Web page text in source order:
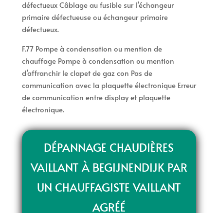
défectueux Câblage au fusible sur l’échangeur
primaire défectueuse ou échangeur primaire
défectueux.
F.77 Pompe à condensation ou mention de
chauffage Pompe à condensation ou mention
d’affranchir le clapet de gaz con Pas de
communication avec la plaquette électronique Erreur
de communication entre display et plaquette
électronique.
DÉPANNAGE CHAUDIÈRES
VAILLANT À BEGIJNENDIJK PAR
UN CHAUFFAGISTE VAILLANT
AGRÉÉ